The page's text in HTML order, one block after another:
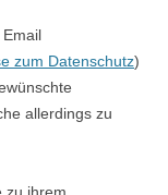
zum Datenschutz)
allerdings zu